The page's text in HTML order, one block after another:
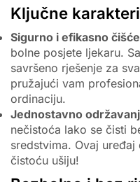
Ključne
Sigurno i efikasno
bolne posjete ljekaru.
savršeno rješenje za
pružajući vam
ordinaciju.
Jednostavno
nečistoća lako se čisti
sredstvima. Ovaj
čistoću ušiju!